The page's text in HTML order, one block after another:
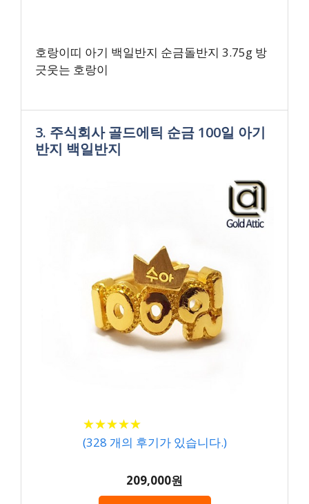
호랑이띠 아기 백일반지 순금돌반지 3.75g 방
긋웃는 호랑이
3. 주식회사 골드에틱 순금 100일 아기
반지 백일반지
★★★★★
★★★★★
(328 개의 후기가 있습니다.)
209,000원